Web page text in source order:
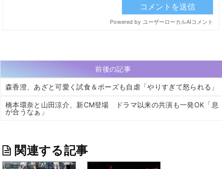
前後の記事
森香澄、あざと可愛く試食＆ポーズも自虐「やりすぎて怒られる」
橋本環奈と山田涼介、新CM登場 ドラマ以来の共演も一発OK「息
が合うなぁ」
関連する記事